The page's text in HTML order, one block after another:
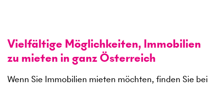
Vielfältige Möglichkeiten, Immobilien
zu mieten in ganz Österreich
Wenn Sie Immobilien mieten möchten, finden Sie bei